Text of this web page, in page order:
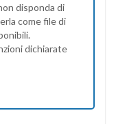
disponda di
come file di
dichiarate